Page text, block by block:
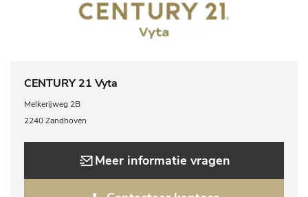
CENTURY 21 Vyta
Melkerijweg 2B
2240 Zandhoven
Meer informatie vragen